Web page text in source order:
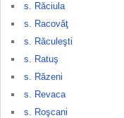
s. Răciula
s. Racovăţ
s. Răculeşti
s. Ratuş
s. Răzeni
s. Revaca
s. Roşcani